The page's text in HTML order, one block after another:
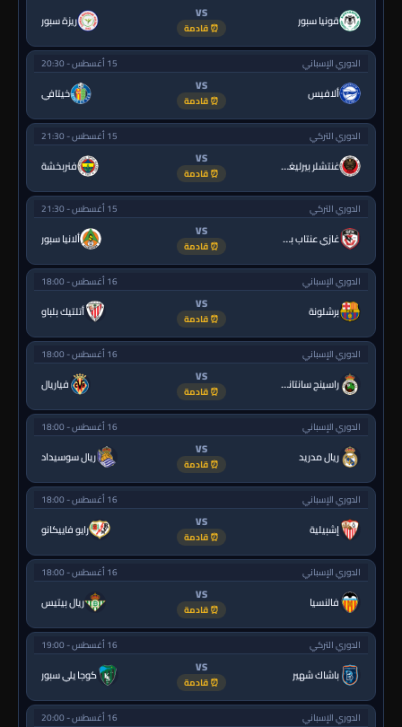
قونيا سبور VS
⏰ قادمة ريزة سبور
الدوري الإسباني 15 أغسطس - 20:30
ألافيس VS
⏰ قادمة خيتافي
الدوري التركي 15 أغسطس - 21:30
غنتشلر بيرليغي VS
⏰ قادمة فنربخشة
الدوري التركي 15 أغسطس - 21:30
غازي عنتاب بي.بي.كي. VS
⏰ قادمة ألانيا سبور
الدوري الإسباني 16 أغسطس - 18:00
برشلونة VS
⏰ قادمة أتلتيك بلباو
الدوري الإسباني 16 أغسطس - 18:00
راسينج سانتاندير VS
⏰ قادمة فياريال
الدوري الإسباني 16 أغسطس - 18:00
ريال مدريد VS
⏰ قادمة ريال سوسيداد
الدوري الإسباني 16 أغسطس - 18:00
إشبيلية VS
⏰ قادمة رايو فاييكانو
الدوري الإسباني 16 أغسطس - 18:00
فالنسيا VS
⏰ قادمة ريال بيتيس
الدوري التركي 16 أغسطس - 19:00
باشاك شهير VS
⏰ قادمة كوجا يلي سبور
الدوري الإسباني 16 أغسطس - 20:00